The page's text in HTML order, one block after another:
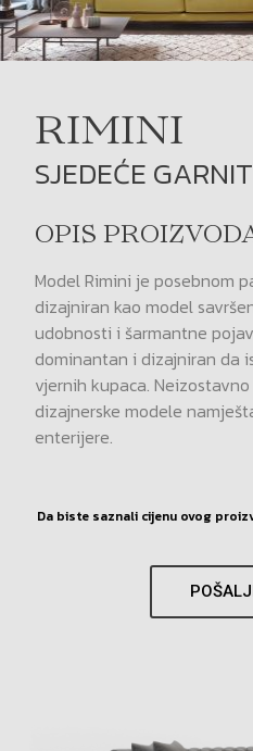
RIMINI
SJEDEĆE
OPIS
Model Rimini je posebnom
dizajniran kao model
udobnosti i šarmantne
dominantan i dizajniran da
vjernih kupaca.
dizajnerske modele
enterijere.
Da biste saznali cijenu ovog